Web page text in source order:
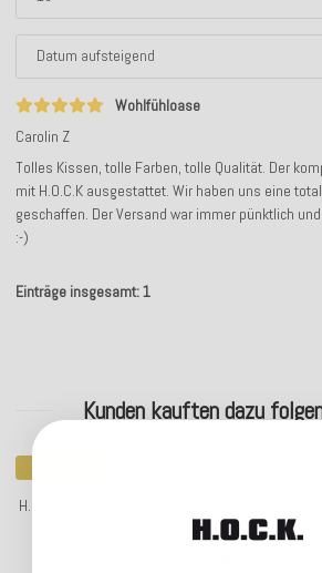
Wohlfühloase
Carolin Z
Tolles Kissen, tolle Farben, tolle Qualität. Der
mit H.O.C.K ausgestattet. Wir haben uns eine
geschaffen. Der Versand war immer pünktlich
:-)
Einträge insgesamt: 1
Kunden kauften dazu
Top bewertet
H.O.C.K. Classic Uni Outdoor Sitzkissen CLOU
verschiedenen Farben